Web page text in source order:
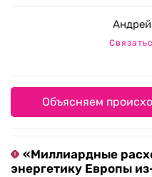
Объясняем
«Миллиардные
энергетику Европы